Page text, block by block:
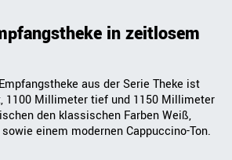
in zeitlosem
aus der Serie Theke ist
1100 Millimeter tief und 1150 Millimeter
den klassischen Farben Weiß,
einem modernen Cappuccino-Ton.